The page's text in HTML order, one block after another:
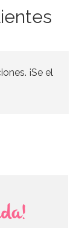
¡Se el